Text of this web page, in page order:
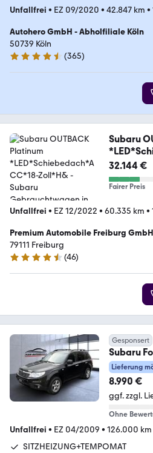
Unfallfrei • EZ 09/2020 • 42.847 km •
Autohero GmbH - Abholfiliale Köln
50739 Köln
4.6 Sterne
(365)
Subaru
Zoll*H&
32.144 €
Fairer Preis
Unfallfrei • EZ 12/2022 • 60.335 km •
Premium Automobile Freiburg GmbH
79111 Freiburg
4.4 Sterne
(46)
Gesponsert
Subaru
HAND
Lieferung
8.990 €
ggf. zzgl.
Ohne
Unfallfrei • EZ 04/2009 • 126.000 km
SITZHEIZUNG+TEMPOMAT